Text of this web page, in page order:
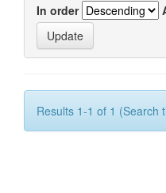
In order
Results 1-1 of 1 (Search